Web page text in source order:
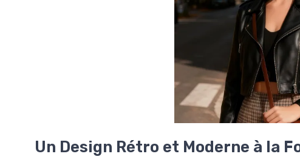
Un Design Rétro et Moderne à la